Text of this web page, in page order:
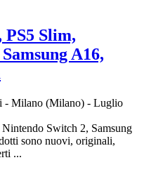
PS5 Slim,
A16,
- Milano (Milano) - Luglio
Switch 2, Samsung
sono nuovi, originali,
...